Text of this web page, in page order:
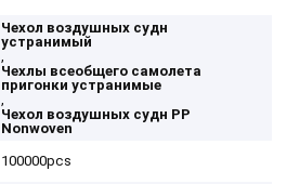
Чехол воздушных судн
устранимый
,
Чехлы всеобщего самолета
пригонки устранимые
,
Чехол воздушных судн PP
Nonwoven
100000pcs